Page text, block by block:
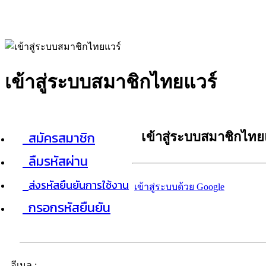
เข้าสู่ระบบสมาชิกไทยแวร์
สมัครสมาชิก
ลืมรหัสผ่าน
ส่งรหัสยืนยันการใช้งาน
กรอกรหัสยืนยัน
เข้าสู่ระบบสมาชิกไท
เข้าสู่ระบบด้วย Google